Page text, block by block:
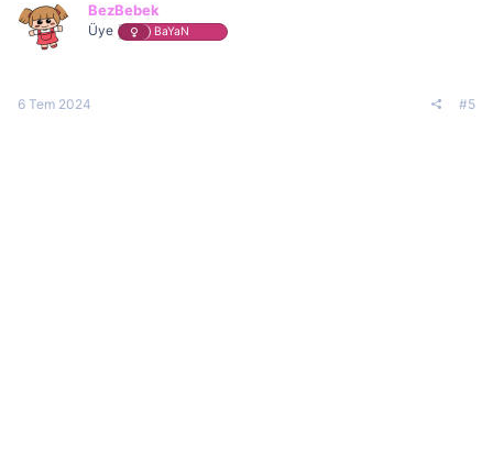
BezBebek
Üye BaYaN
6 Tem 2024 #5